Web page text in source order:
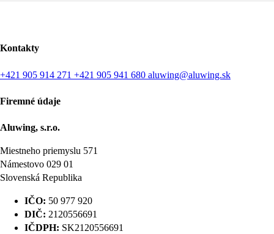
Kontakty
+421 905 914 271 +421 905 941 680 aluwing@aluwing.sk
Firemné údaje
Aluwing, s.r.o.
Miestneho priemyslu 571
Námestovo 029 01
Slovenská Republika
IČO: 50 977 920
DIČ: 2120556691
IČDPH: SK2120556691